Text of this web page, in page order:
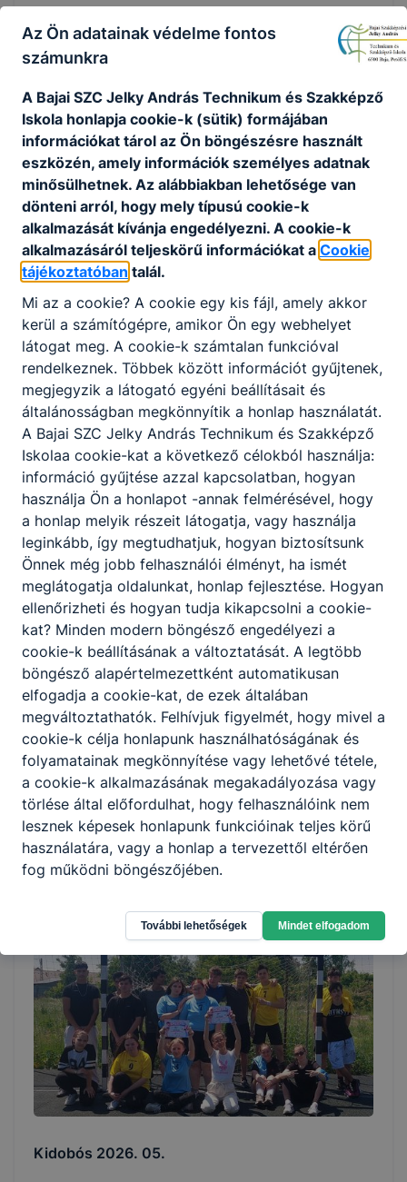
Megosztás
KAPCSOLÓDÓ HÍREK
Nyári ügyelet iskolánkban
Nyári ügyeleti rend az isklánkban:
2026. jún. 30. Figura Lászlóné
Pedagógusnapi elismerések
Hagyományos pedagógusnapi elismerések a Bajai
Szakképzési Centrumtól
Kidobós 2026. 05.
Az Ön adatainak védelme fontos
számunkra
A Bajai SZC Jelky András Technikum és Szakképző
Iskola honlapja cookie-k (sütik) formájában
információkat tárol az Ön böngészésre használt
eszközén, amely információk személyes adatnak
minősülhetnek. Az alábbiakban lehetősége van
dönteni arról, hogy mely típusú cookie-k
alkalmazását kívánja engedélyezni. A cookie-k
alkalmazásáról teljeskörű információkat a Cookie
tájékoztatóban talál.
Mi az a cookie? A cookie egy kis fájl, amely akkor
kerül a számítógépre, amikor Ön egy webhelyet
látogat meg. A cookie-k számtalan funkcióval
rendelkeznek. Többek között információt gyűjtenek,
megjegyzik a látogató egyéni beállításait és
általánosságban megkönnyítik a honlap használatát.
A Bajai SZC Jelky András Technikum és Szakképző
Iskolaa cookie-kat a következő célokból használja:
információ gyűjtése azzal kapcsolatban, hogyan
használja Ön a honlapot -annak felmérésével, hogy
a honlap melyik részeit látogatja, vagy használja
leginkább, így megtudhatjuk, hogyan biztosítsunk
Önnek még jobb felhasználói élményt, ha ismét
meglátogatja oldalunkat, honlap fejlesztése. Hogyan
ellenőrizheti és hogyan tudja kikapcsolni a cookie-
kat? Minden modern böngésző engedélyezi a
cookie-k beállításának a változtatását. A legtöbb
böngésző alapértelmezettként automatikusan
elfogadja a cookie-kat, de ezek általában
megváltoztathatók. Felhívjuk figyelmét, hogy mivel a
cookie-k célja honlapunk használhatóságának és
folyamatainak megkönnyítése vagy lehetővé tétele,
a cookie-k alkalmazásának megakadályozása vagy
törlése által előfordulhat, hogy felhasználóink nem
lesznek képesek honlapunk funkcióinak teljes körű
használatára, vagy a honlap a tervezettől eltérően
fog működni böngészőjében.
További lehetőségek Mindet elfogadom